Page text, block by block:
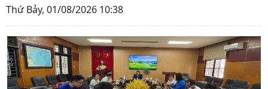
Thứ Bảy, 01/08/2026 10:38